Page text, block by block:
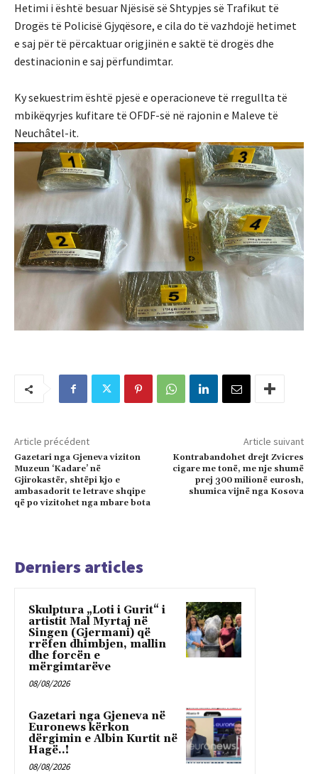
Hetimi i është besuar Njësisë së Shtypjes së Trafikut të
Drogës të Policisë Gjyqësore, e cila do të vazhdojë hetimet
e saj për të përcaktuar origjinën e saktë të drogës dhe
destinacionin e saj përfundimtar.
Ky sekuestrim është pjesë e operacioneve të rregullta të
mbikëqyrjes kufitare të OFDF-së në rajonin e Maleve të
Neuchâtel-it.
Article précédent
Gazetari nga Gjeneva viziton
Muzeun ‘Kadare’ në
Gjirokastër, shtëpi kjo e
ambasadorit te letrave shqipe
që po vizitohet nga mbare bota
Article suivant
Kontrabandohet drejt Zvicres
cigare me tonë, me nje shumë
prej 300 milionë eurosh,
shumica vijnë nga Kosova
Derniers articles
Skulptura „Loti i Gurit“ i
artistit Mal Myrtaj në
Singen (Gjermani) që
rrëfen dhimbjen, mallin
dhe forcën e
mërgimtarëve
08/08/2026
Gazetari nga Gjeneva në
Euronews kërkon
dërgimin e Albin Kurtit në
Hagë..!
08/08/2026